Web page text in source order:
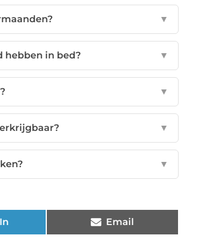
▼
hebben in bed? ▼
▼
▼
▼
Email